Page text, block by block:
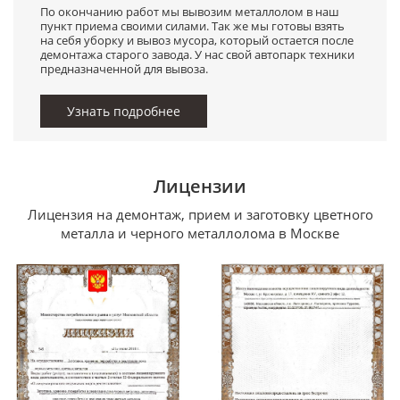
По окончанию работ мы вывозим металлолом в наш
пункт приема своими силами. Так же мы готовы взять
на себя уборку и вывоз мусора, который остается после
демонтажа старого завода. У нас свой автопарк техники
предназначенной для вывоза.
Узнать подробнее
Лицензии
Лицензия на демонтаж, прием и заготовку цветного
металла и черного металлолома в Москве